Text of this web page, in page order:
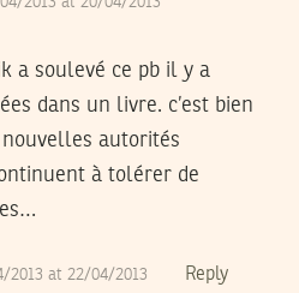
a soulevé ce pb il y a
dans un livre. c’est bien
autorités
à tolérer de
2013 at 22/04/2013 Reply